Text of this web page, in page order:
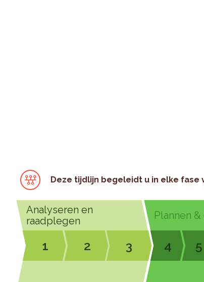
Deze tijdlijn begeleidt u in elke fase
Analyseren en
raadplegen
1 2 3
Plannen
4 5